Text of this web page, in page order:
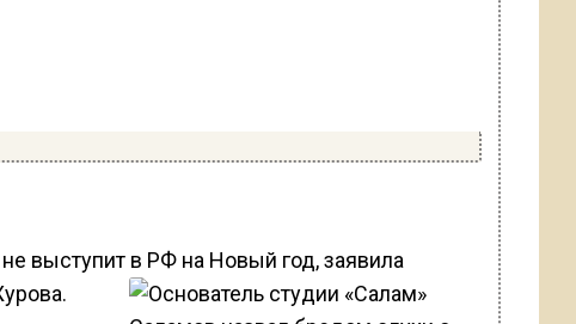
выступит в РФ на Новый год, заявила